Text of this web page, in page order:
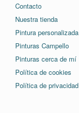
Contacto
Nuestra tienda
Pintura personalizada
Pinturas Campello
Pinturas cerca de mí
Política de cookies
Política de privacidad